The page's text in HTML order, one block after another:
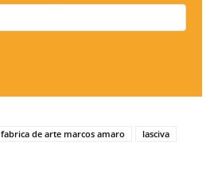
fabrica de arte marcos amaro
lasciva